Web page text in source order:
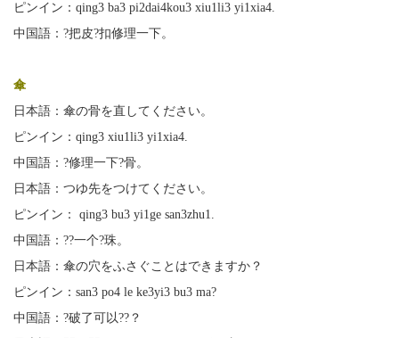
ピンイン：qing3 ba3 pi2dai4kou3 xiu1li3 yi1xia4.
中国語：?把皮?扣修理一下。
傘
日本語：傘の骨を直してください。
ピンイン：qing3 xiu1li3 yi1xia4.
中国語：?修理一下?骨。
日本語：つゆ先をつけてください。
ピンイン： qing3 bu3 yi1ge san3zhu1.
中国語：??一个?珠。
日本語：傘の穴をふさぐことはできますか？
ピンイン：san3 po4 le ke3yi3 bu3 ma?
中国語：?破了可以??？